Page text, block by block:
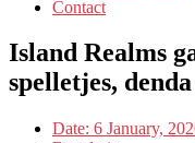
Contact
Island Realms
spelletjes,
Date: 6 January,